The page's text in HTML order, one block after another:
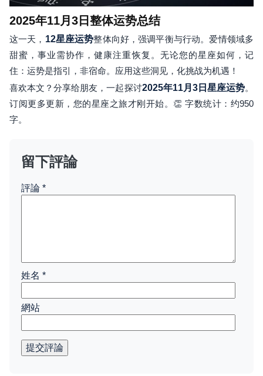
2025年11月3日整体运势总结
这一天， 12星座运势整体向好，强调平衡与行动。爱情领域多
甜蜜，事业需协作，健康注重恢复。无论您的星座如何，记
住：运势是指引，非宿命。应用这些洞见，化挑战为机遇！
喜欢本文？分享给朋友，一起探讨2025年11月3日星座运势。
订阅更多更新，您的星座之旅才刚开始。👏 字数统计：约950
字。
留下評論
評論 *
姓名 *
網站
提交評論